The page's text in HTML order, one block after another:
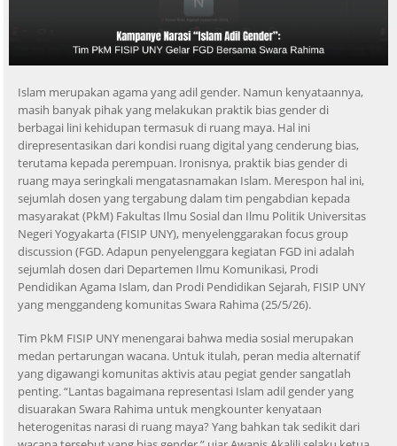
Islam merupakan agama yang adil gender. Namun kenyataannya,
masih banyak pihak yang melakukan praktik bias gender di
berbagai lini kehidupan termasuk di ruang maya. Hal ini
direpresentasikan dari kondisi ruang digital yang cenderung bias,
terutama kepada perempuan. Ironisnya, praktik bias gender di
ruang maya seringkali mengatasnamakan Islam. Merespon hal ini,
sejumlah dosen yang tergabung dalam tim pengabdian kepada
masyarakat (PkM) Fakultas Ilmu Sosial dan Ilmu Politik Universitas
Negeri Yogyakarta (FISIP UNY), menyelenggarakan focus group
discussion (FGD. Adapun penyelenggara kegiatan FGD ini adalah
sejumlah dosen dari Departemen Ilmu Komunikasi, Prodi
Pendidikan Agama Islam, dan Prodi Pendidikan Sejarah, FISIP UNY
yang menggandeng komunitas Swara Rahima (25/5/26).
Tim PkM FISIP UNY menengarai bahwa media sosial merupakan
medan pertarungan wacana. Untuk itulah, peran media alternatif
yang digawangi komunitas aktivis atau pegiat gender sangatlah
penting. “Lantas bagaimana representasi Islam adil gender yang
disuarakan Swara Rahima untuk mengkounter kenyataan
heterogenitas narasi di ruang maya? Yang bahkan tak sedikit dari